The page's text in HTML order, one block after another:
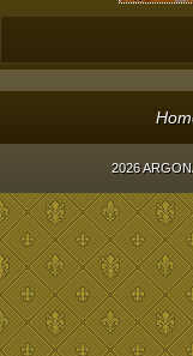
2026